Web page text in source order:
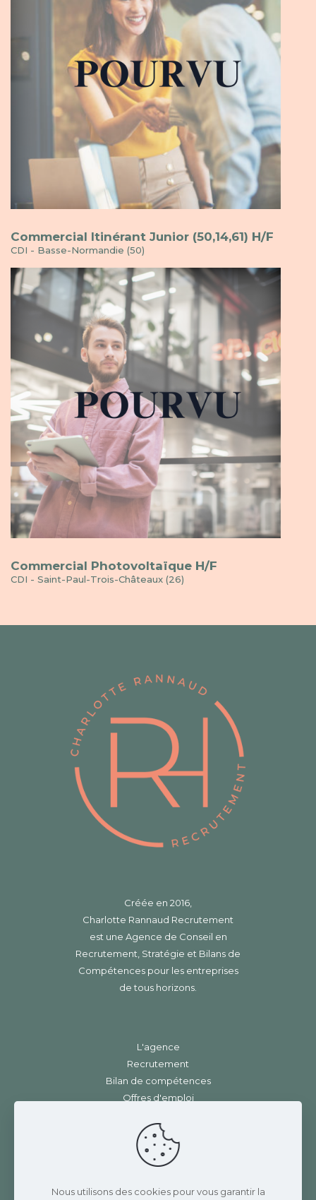
Commercial Itinérant Junior (50,14,61) H/F
CDI - Basse-Normandie (50)
Commercial Photovoltaïque H/F
CDI - Saint-Paul-Trois-Châteaux (26)
Créée en 2016,
Charlotte Rannaud Recrutement
est une Agence de Conseil en
Recrutement, Stratégie et Bilans de
Compétences pour les entreprises
de tous horizons.
L'agence
Recrutement
Bilan de compétences
Offres d'emploi
Mentions légales
Charlotte Rannaud Recrutement
Nous utilisons des cookies pour vous garantir la